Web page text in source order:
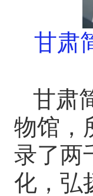
甘肃
甘肃
物馆，
录了两
化，弘